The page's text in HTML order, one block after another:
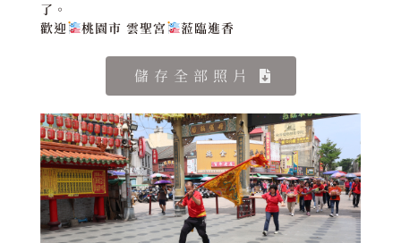
了。
歡迎
桃園市 雲聖宮 蒞臨進香
儲存全部照片